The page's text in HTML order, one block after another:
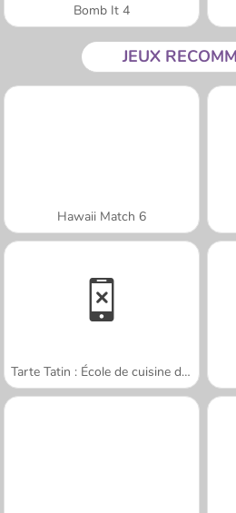
Bomb It 4
JEUX
Hawaii Match 6
Tarte Tatin : École de cuisine de Sara